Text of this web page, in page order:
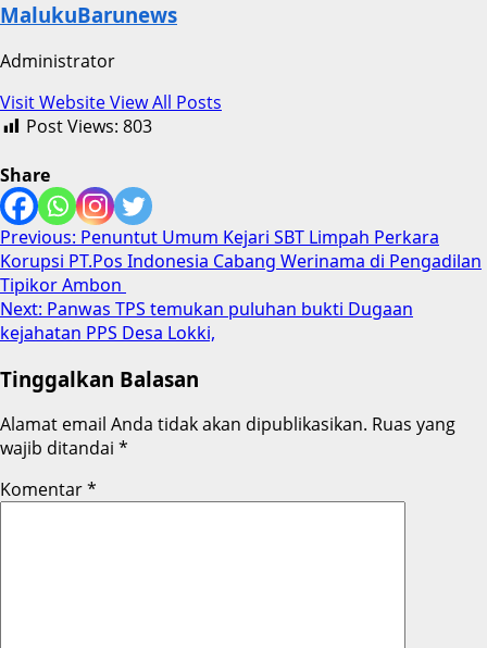
MalukuBarunews
Administrator
Visit WebsiteView All Posts
Post Views: 803
Share
Post
navigation
Previous: Penuntut Umum Kejari SBT Limpah Perkara
Korupsi PT.Pos Indonesia Cabang Werinama di Pengadilan
Tipikor Ambon
Next: Panwas TPS temukan puluhan bukti Dugaan
kejahatan PPS Desa Lokki,
Tinggalkan Balasan
Alamat email Anda tidak akan dipublikasikan. Ruas yang
wajib ditandai *
Komentar*